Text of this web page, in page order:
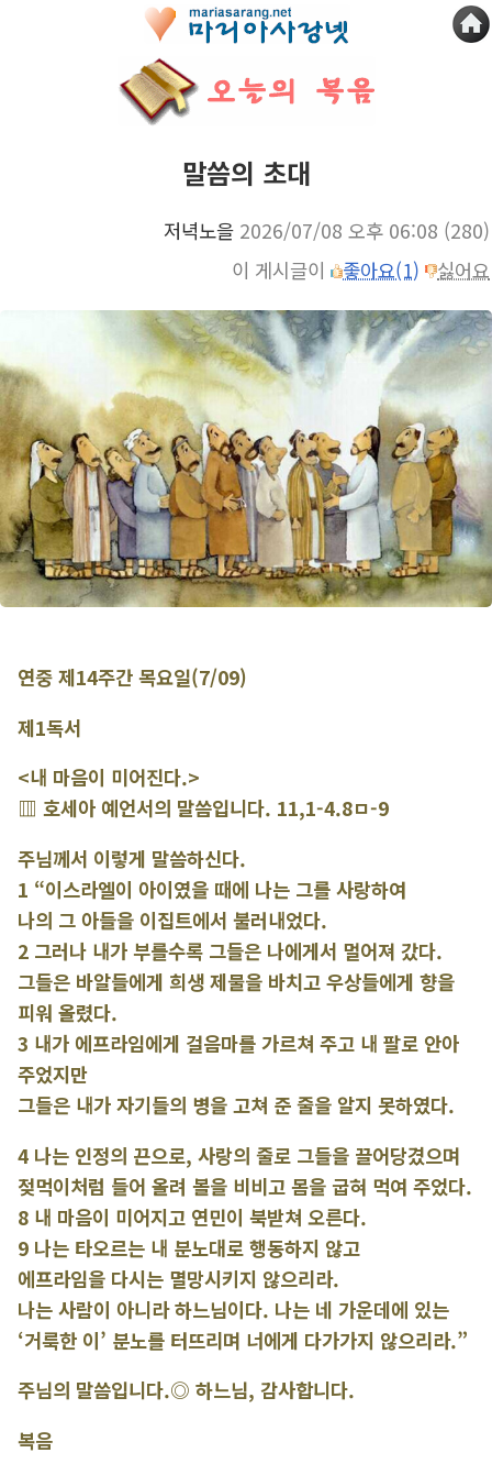
말씀의 초대
저녁노을 2026/07/08 오후 06:08 (280)
이 게시글이
좋아요(1) 싫어요
연중 제14주간 목요일(7/09)
제1독서
<내 마음이 미어진다.>
▥ 호세아 예언서의 말씀입니다. 11,1-4.8ㅁ-9
주님께서 이렇게 말씀하신다.
1 “이스라엘이 아이였을 때에 나는 그를 사랑하여
나의 그 아들을 이집트에서 불러내었다.
2 그러나 내가 부를수록 그들은 나에게서 멀어져 갔다.
그들은 바알들에게 희생 제물을 바치고 우상들에게 향을
피워 올렸다.
3 내가 에프라임에게 걸음마를 가르쳐 주고 내 팔로 안아
주었지만
그들은 내가 자기들의 병을 고쳐 준 줄을 알지 못하였다.
4 나는 인정의 끈으로, 사랑의 줄로 그들을 끌어당겼으며
젖먹이처럼 들어 올려 볼을 비비고 몸을 굽혀 먹여 주었다.
8 내 마음이 미어지고 연민이 북받쳐 오른다.
9 나는 타오르는 내 분노대로 행동하지 않고
에프라임을 다시는 멸망시키지 않으리라.
나는 사람이 아니라 하느님이다. 나는 네 가운데에 있는
‘거룩한 이’ 분노를 터뜨리며 너에게 다가가지 않으리라.”
주님의 말씀입니다.◎ 하느님, 감사합니다.
복음